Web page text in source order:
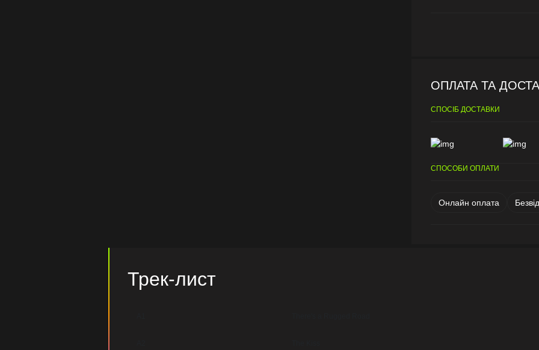
ОПЛАТА ТА
СПОСІБ ДОСТАВКИ
СПОСОБИ ОПЛАТИ
Онлайн оплата
Трек-лист